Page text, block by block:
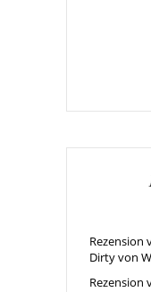
Rezension
Dirty von
Rezension